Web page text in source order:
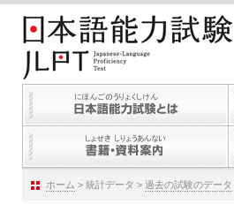
ホーム > 統計データ > 過去の試験のデータ